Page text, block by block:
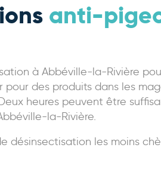
anti-
à Abbéville-la-Rivière
des produits dans les
heures peuvent être
la-Rivière.
désinsectisation les moins